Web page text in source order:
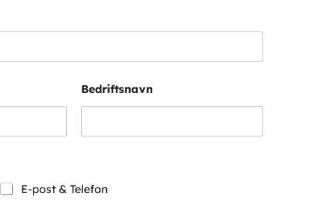
Bedriftsnavn
E-post & Telefon